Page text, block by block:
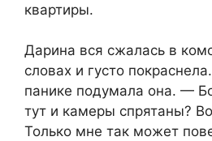
квартиры.
Дарина вся сжалась в
словах и густо
панике подумала она. —
тут и камеры спрятаны?
Только мне так может